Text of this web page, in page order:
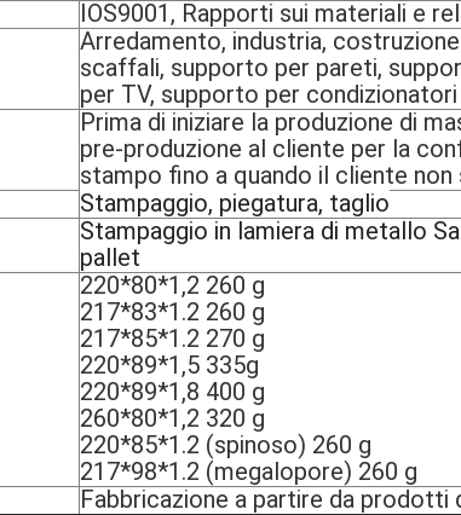
IOS9001, Rapporti sui materiali e
Arredamento, industria,
scaffali, supporto per pareti,
per TV, supporto per condizionatori
Prima di iniziare la produzione di
pre-produzione al cliente per la
stampo fino a quando il cliente
Stampaggio, piegatura, taglio
Stampaggio in lamiera di metallo
pallet
220*80*1,2 260 g
217*83*1.2 260 g
217*85*1.2 270 g
220*89*1,5 335g
220*89*1,8 400 g
260*80*1,2 320 g
220*85*1.2 (spinoso) 260 g
217*98*1.2 (megalopore) 260 g
Fabbricazione a partire da prodotti